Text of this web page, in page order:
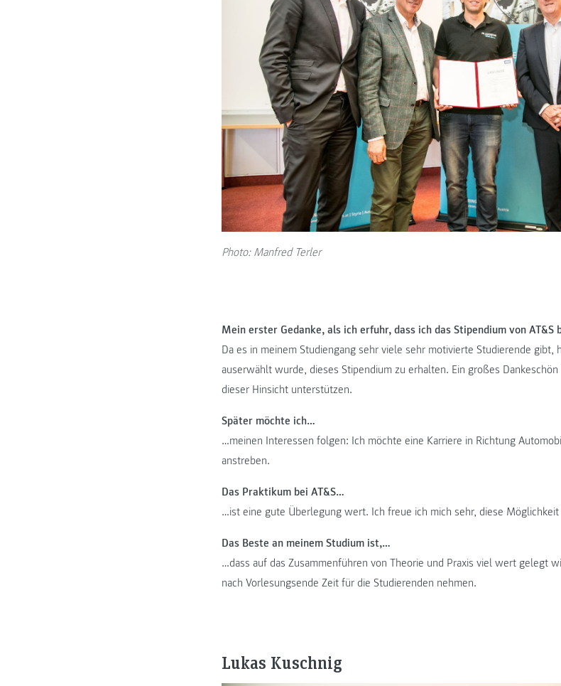
Photo: Manfred Terler
Mein erster Gedanke, als ich erfuhr, dass ich das Stipendium von AT&S
Da es in meinem Studiengang sehr viele sehr motivierte Studierende gibt,
auserwählt wurde, dieses Stipendium zu erhalten. Ein großes Dankeschön
dieser Hinsicht unterstützen.
Später möchte ich…
…meinen Interessen folgen: Ich möchte eine Karriere in Richtung
anstreben.
Das Praktikum bei AT&S…
…ist eine gute Überlegung wert. Ich freue ich mich sehr, diese
Das Beste an meinem Studium ist,…
…dass auf das Zusammenführen von Theorie und Praxis viel wert gelegt
nach Vorlesungsende Zeit für die Studierenden nehmen.
Lukas Kuschnig